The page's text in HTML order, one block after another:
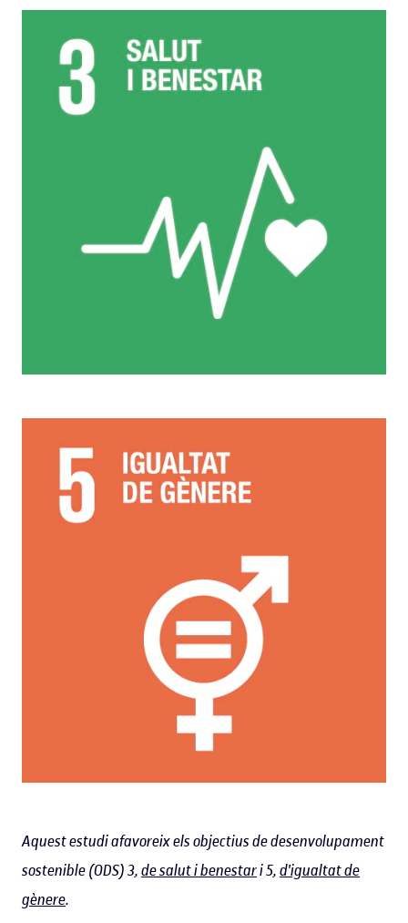
Aquest estudi afavoreix els objectius de desenvolupament
sostenible (ODS) 3,de salut i benestari 5,d'igualtat de
gènere.